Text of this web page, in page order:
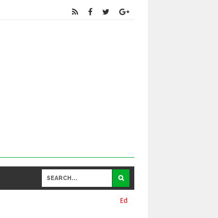
and General Updates కోసం నా వాట్సాప్ నెంబర్